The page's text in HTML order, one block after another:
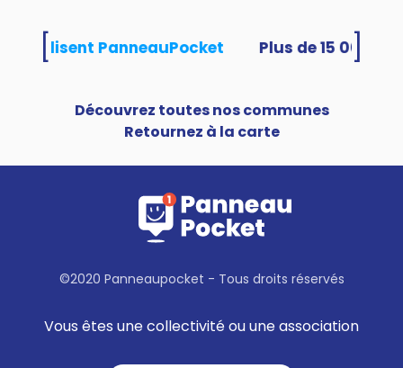
utilisent PanneauPocket
Découvrez toutes nos communes
Retournez à la carte
©2020 Panneaupocket - Tous droits réservés
Vous êtes une collectivité ou une association